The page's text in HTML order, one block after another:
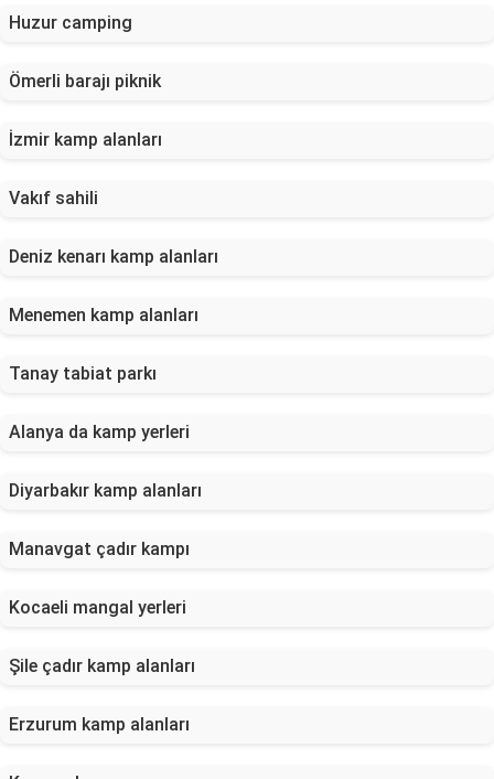
Huzur camping
Ömerli barajı piknik
İzmir kamp alanları
Vakıf sahili
Deniz kenarı kamp alanları
Menemen kamp alanları
Tanay tabiat parkı
Alanya da kamp yerleri
Diyarbakır kamp alanları
Manavgat çadır kampı
Kocaeli mangal yerleri
Şile çadır kamp alanları
Erzurum kamp alanları